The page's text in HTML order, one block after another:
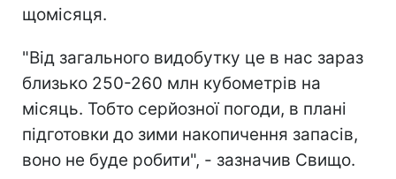
щомісяця.
"Від загального видобутку це в нас зараз
близько 250-260 млн кубометрів на
місяць. Тобто серйозної погоди, в плані
підготовки до зими накопичення запасів,
воно не буде робити", - зазначив Свищо.